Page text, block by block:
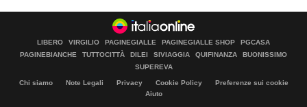
LIBERO VIRGILIO PAGINEGIALLE PAGINEGIALLE SHOP
PGCASA
PAGINEBIANCHE
TUTTOCITTÀ DILEI SIVIAGGIA QUIFINANZA
BUONISSIMO
SUPEREVA
Chi siamo Note Legali Privacy Cookie Policy
Preferenze sui cookie
Aiuto